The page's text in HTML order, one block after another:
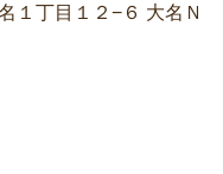
１丁目１２−６ 大名Ｎ